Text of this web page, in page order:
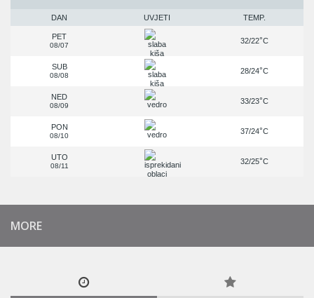
DAN UVJETI TEMP.
PET
08/07
32/22°C
SUB
08/08
28/24°C
NED
08/09
33/23°C
PON
08/10
37/24°C
UTO
08/11
32/25°C
MORE